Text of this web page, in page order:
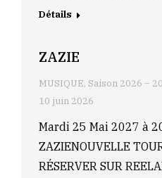
Détails
ZAZIE
MUSIQUE, Saison 2026 –
10 juin 2026
Mardi 25 Mai 2027 à
ZAZIENOUVELLE
RÉSERVER SUR